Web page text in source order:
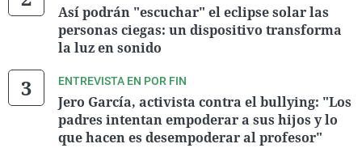
Así podrán "escuchar" el eclipse solar las
personas ciegas: un dispositivo transforma
la luz en sonido
ENTREVISTA EN POR FIN
Jero García, activista contra el bullying: "Los
padres intentan empoderar a sus hijos y lo
que hacen es desempoderar al profesor"